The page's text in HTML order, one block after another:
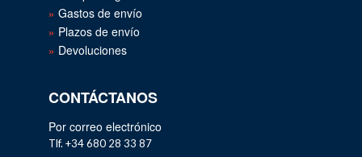
Gastos de envío
Plazos de envío
Devoluciones
CONTÁCTANOS
Por correo electrónico
Tlf. +34 680 28 33 87